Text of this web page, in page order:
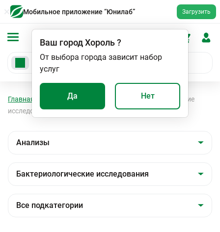
Мобильное приложение “Юнилаб” Загрузить
Ваш городХороль?
От выбора города зависит набор
услуг
Да Нет
Главная Анализы
Бактериологические
исследования